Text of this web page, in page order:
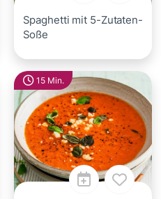
Spaghetti mit 5-Zutaten-
Soße
15 Min.